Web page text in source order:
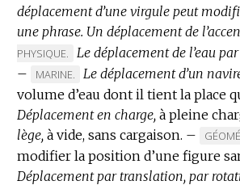
déplacement d’une virgule peut
une phrase. Un déplacement de
PHYSIQUE.
Le déplacement de l’eau
–
MARQUE
DE
DOMAINE
:
MARINE. Le déplacement d’un
volume d’eau dont il tient la place
Déplacement en charge, à pleine
lège, à vide, sans cargaison. –
DE
modifier la position d’une figure
Déplacement par translation, par